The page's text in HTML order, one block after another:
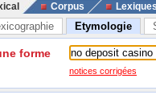
Corpus
Etymologie
forme
notices corrigées